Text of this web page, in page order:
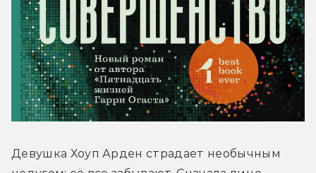
Девушка Хоуп Арден страдает необычным